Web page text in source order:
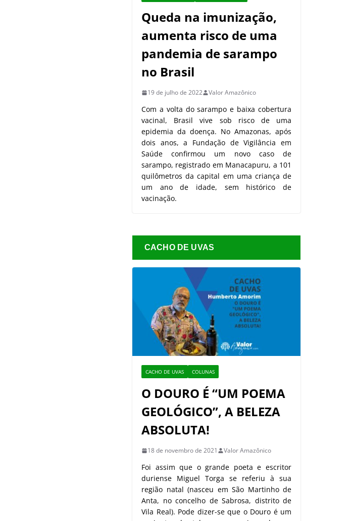
Queda na imunização,
aumenta risco de uma
pandemia de sarampo
no Brasil
19 de julho de 2022 Valor Amazônico
Com a volta do sarampo e baixa cobertura
vacinal, Brasil vive sob risco de uma
epidemia da doença. No Amazonas, após
dois anos, a Fundação de Vigilância em
Saúde confirmou um novo caso de
sarampo, registrado em Manacapuru, a 101
quilômetros da capital em uma criança de
um ano de idade, sem histórico de
vacinação.
CACHO DE UVAS
CACHO DE UVAS COLUNAS
O DOURO É “UM POEMA
GEOLÓGICO”, A BELEZA
ABSOLUTA!
18 de novembro de 2021 Valor Amazônico
Foi assim que o grande poeta e escritor
duriense Miguel Torga se referiu à sua
região natal (nasceu em São Martinho de
Anta, no concelho de Sabrosa, distrito de
Vila Real). Pode dizer-se que o Douro é um